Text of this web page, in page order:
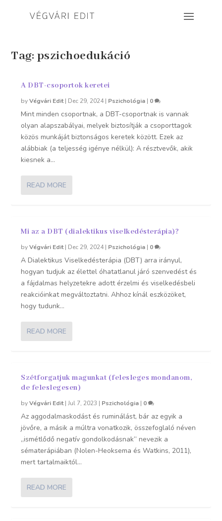
Tag: pszichoedukáció
A DBT-csoportok keretei
byVégvári Edit| Dec 29, 2024 | Pszichológia | 0
Mint minden csoportnak, a DBT-csoportnak is vannak
olyan alapszabályai, melyek biztosítják a csoporttagok
közös munkáját biztonságos keretek között. Ezek az
alábbiak (a teljesség igénye nélkül): A résztvevők, akik
kiesnek a...
READ MORE
Mi az a DBT (dialektikus viselkedésterápia)?
byVégvári Edit| Dec 29, 2024 | Pszichológia | 0
A Dialektikus Viselkedésterápia (DBT) arra irányul,
hogyan tudjuk az élettel óhatatlanul járó szenvedést és
a fájdalmas helyzetekre adott érzelmi és viselkedésbeli
reakcióinkat megváltoztatni. Ahhoz kínál eszközöket,
hogy tudunk...
READ MORE
Szétforgatjuk magunkat (felesleges mondanom,
de feleslegesen)
byVégvári Edit|Jul 7, 2023 | Pszichológia | 0
Az aggodalmaskodást és ruminálást, bár az egyik a
jövőre, a másik a múltra vonatkozik, összefoglaló néven
„ismétlődő negatív gondolkodásnak” nevezik a
sématerápiában (Nolen-Heoksema és Watkins, 2011),
mert tartalmaiktól...
READ MORE